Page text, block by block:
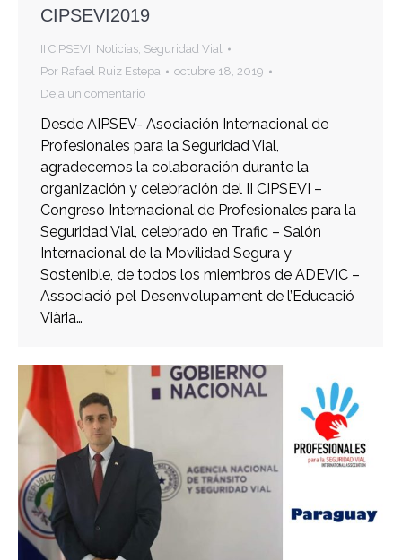
CIPSEVI2019
II CIPSEVI, Noticias, Seguridad Vial
Por Rafael Ruiz Estepa
octubre 18, 2019
Deja un comentario
Desde AIPSEV- Asociación Internacional de
Profesionales para la Seguridad Vial,
agradecemos la colaboración durante la
organización y celebración del II CIPSEVI –
Congreso Internacional de Profesionales para la
Seguridad Vial, celebrado en Trafic – Salón
Internacional de la Movilidad Segura y
Sostenible, de todos los miembros de ADEVIC –
Associació pel Desenvolupament de l’Educació
Viària…